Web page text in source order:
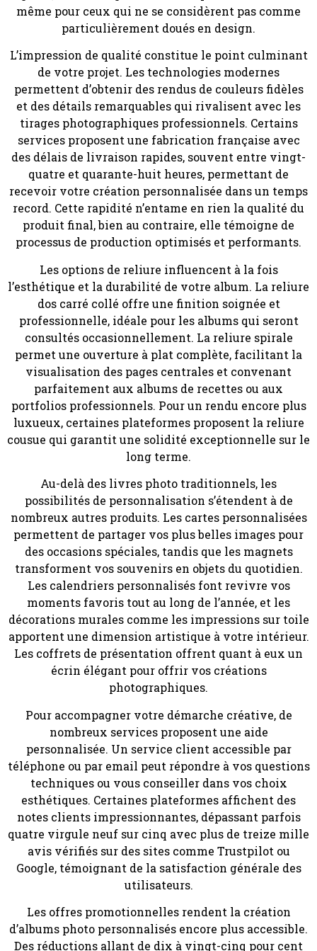
même pour ceux qui ne se considèrent pas comme
particulièrement doués en design.
L’impression de qualité constitue le point culminant
de votre projet. Les technologies modernes
permettent d’obtenir des rendus de couleurs fidèles
et des détails remarquables qui rivalisent avec les
tirages photographiques professionnels. Certains
services proposent une fabrication française avec
des délais de livraison rapides, souvent entre vingt-
quatre et quarante-huit heures, permettant de
recevoir votre création personnalisée dans un temps
record. Cette rapidité n’entame en rien la qualité du
produit final, bien au contraire, elle témoigne de
processus de production optimisés et performants.
Les options de reliure influencent à la fois
l’esthétique et la durabilité de votre album. La reliure
dos carré collé offre une finition soignée et
professionnelle, idéale pour les albums qui seront
consultés occasionnellement. La reliure spirale
permet une ouverture à plat complète, facilitant la
visualisation des pages centrales et convenant
parfaitement aux albums de recettes ou aux
portfolios professionnels. Pour un rendu encore plus
luxueux, certaines plateformes proposent la reliure
cousue qui garantit une solidité exceptionnelle sur le
long terme.
Au-delà des livres photo traditionnels, les
possibilités de personnalisation s’étendent à de
nombreux autres produits. Les cartes personnalisées
permettent de partager vos plus belles images pour
des occasions spéciales, tandis que les magnets
transforment vos souvenirs en objets du quotidien.
Les calendriers personnalisés font revivre vos
moments favoris tout au long de l’année, et les
décorations murales comme les impressions sur toile
apportent une dimension artistique à votre intérieur.
Les coffrets de présentation offrent quant à eux un
écrin élégant pour offrir vos créations
photographiques.
Pour accompagner votre démarche créative, de
nombreux services proposent une aide
personnalisée. Un service client accessible par
téléphone ou par email peut répondre à vos questions
techniques ou vous conseiller dans vos choix
esthétiques. Certaines plateformes affichent des
notes clients impressionnantes, dépassant parfois
quatre virgule neuf sur cinq avec plus de treize mille
avis vérifiés sur des sites comme Trustpilot ou
Google, témoignant de la satisfaction générale des
utilisateurs.
Les offres promotionnelles rendent la création
d’albums photo personnalisés encore plus accessible.
Des réductions allant de dix à vingt-cinq pour cent